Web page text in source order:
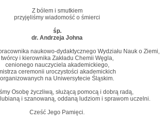
Z bólem i smutkiem
przyjęliśmy wiadomość o śmierci
śp.
dr. Andrzeja Johna
naukowo-dydaktycznego Wydziału Nauk o Ziemi,
twórcy i kierownika Zakładu Chemii Węgla,
cenionego nauczyciela akademickiego,
ceremonii uroczystości akademickich
organizowanych na Uniwersytecie Śląskim.
Osobę życzliwą, służącą pomocą i dobrą radą,
i szanowaną, oddaną ludziom i sprawom uczelni.
Cześć Jego Pamięci.